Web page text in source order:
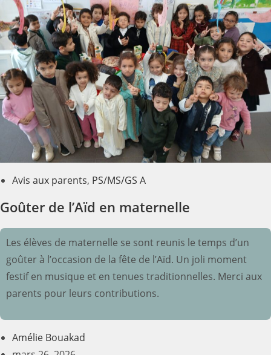
Avis aux parents, PS/MS/GS A
Goûter de l’Aïd en maternelle
Les élèves de maternelle se sont reunis le temps d’un
goûter à l’occasion de la fête de l’Aïd. Un joli moment
festif en musique et en tenues traditionnelles. Merci aux
parents pour leurs contributions.
Amélie Bouakad